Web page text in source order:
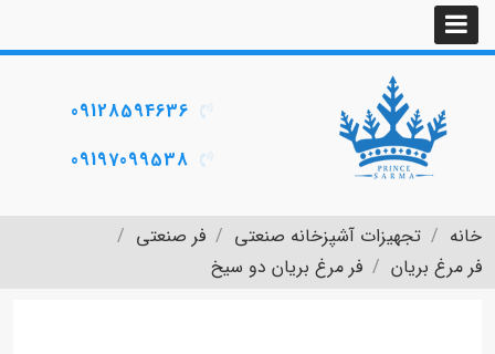
09128594636
09197099538
خانه تجهیزات آشپزخانه صنعتی
فر صنعتی
فر مرغ بریان
فر مرغ بریان دو سیخ